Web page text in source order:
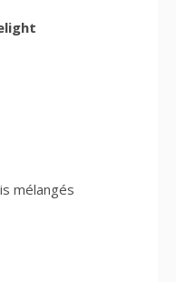
mélangés